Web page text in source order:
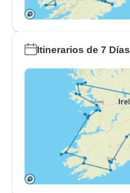
Itinerarios de 7 Días